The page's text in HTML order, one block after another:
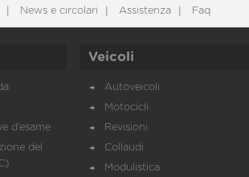
News e circolari Assistenza Faq
d’esame
del
Veicoli
Autoveicoli
Motocicli
Revisioni
Collaudi
Modulistica